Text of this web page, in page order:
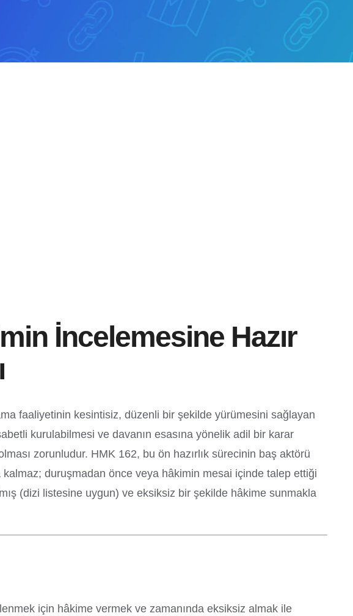
İncelemesine Hazır
faaliyetinin kesintisiz, düzenli bir şekilde yürümesini sağlayan
kurulabilmesi ve davanın esasına yönelik adil bir karar
zorunludur. HMK 162, bu ön hazırlık sürecinin baş aktörü
duruşmadan önce veya hâkimin mesai içinde talep ettiği
(dizi listesine uygun) ve eksiksiz bir şekilde hâkime sunmakla
için hâkime vermek ve zamanında eksiksiz almak ile